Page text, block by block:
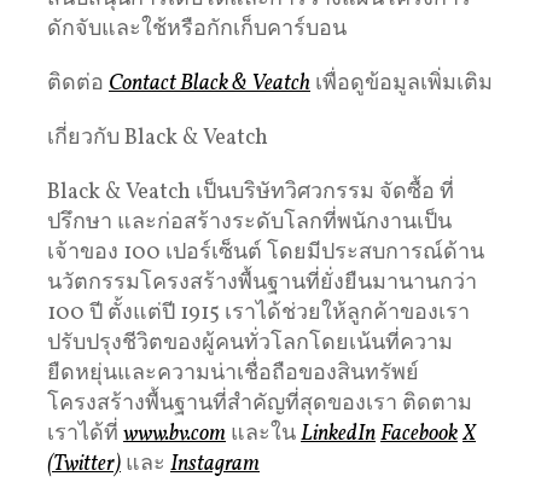
ดักจับและใช้หรือกักเก็บคาร์บอน
ติดต่อ Contact Black & Veatch เพื่อดูข้อมูลเพิ่มเติม
เกี่ยวกับ Black & Veatch
Black & Veatch เป็นบริษัทวิศวกรรม จัดซื้อ ที่
ปรึกษา และก่อสร้างระดับโลกที่พนักงานเป็น
เจ้าของ 100 เปอร์เซ็นต์ โดยมีประสบการณ์ด้าน
นวัตกรรมโครงสร้างพื้นฐานที่ยั่งยืนมานานกว่า
100 ปี ตั้งแต่ปี 1915 เราได้ช่วยให้ลูกค้าของเรา
ปรับปรุงชีวิตของผู้คนทั่วโลกโดยเน้นที่ความ
ยืดหยุ่นและความน่าเชื่อถือของสินทรัพย์
โครงสร้างพื้นฐานที่สำคัญที่สุดของเรา ติดตาม
เราได้ที่ www.bv.com และในLinkedInFacebookX
(Twitter) และ Instagram